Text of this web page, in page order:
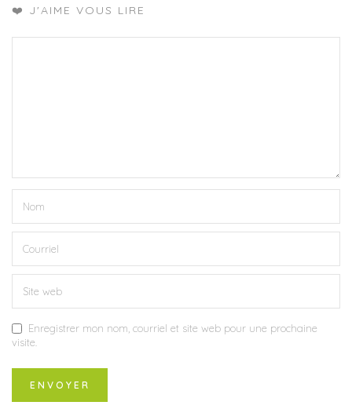
❤️ J'AIME VOUS LIRE
Enregistrer mon nom, courriel et site web pour une prochaine
visite.